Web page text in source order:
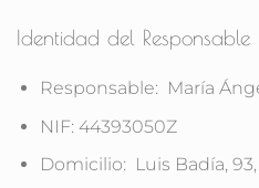
Identidad del Responsable
Responsable: María
NIF: 44393050Z
Domicilio: Luis Badía,